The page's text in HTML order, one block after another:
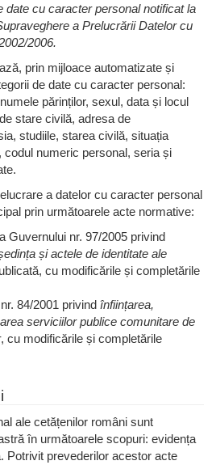
date cu caracter personal notificat la
a Prelucrării Datelor cu
2006.
prin mijloace automatizate și
de date cu caracter personal:
părinților, sexul, data și locul
stare civilă, adresa de
studiile, starea civilă, situația
codul numeric personal, seria și
a datelor cu caracter personal
prin următoarele acte normative:
Guvernului nr. 97/2005 privind
și actele de identitate ale
cu modificările și completările
84/2001 privind înființarea,
serviciilor publice comunitare de
, cu modificările și completările
ale cetățenilor români sunt
în următoarele scopuri: evidența
Potrivit prevederilor acestor acte